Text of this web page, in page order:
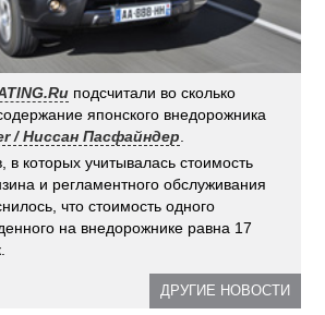
подсчитали во сколько
японского внедорожника
/ Ниссан Пасфайндер
в которых учитывалась стоимость
и регламентного обслуживания
что стоимость одного
на внедорожнике равна 17
ДРУГИЕ НОВОСТИ